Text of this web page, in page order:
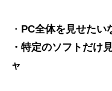
・ PC全体を見せたい
・特定のソフトだけ
ャ